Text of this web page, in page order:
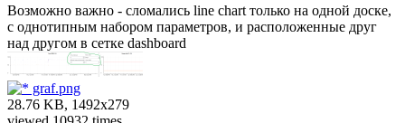
Возможно важно - сломались line chart только на одной доске,
с однотипным набором параметров, и расположенные друг
над другом в сетке dashboard
graf.png
28.76 KB, 1492x279